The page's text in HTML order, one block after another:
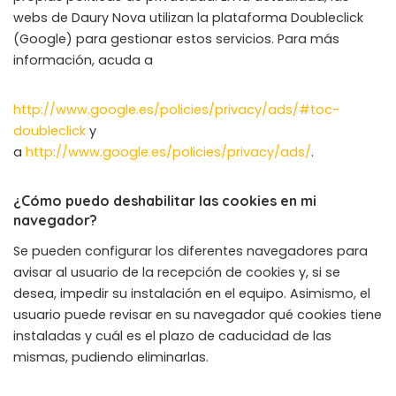
webs de Daury Nova utilizan la plataforma Doubleclick
(Google) para gestionar estos servicios. Para más
información, acuda a
http://www.google.es/policies/privacy/ads/#toc-
doubleclick y
a http://www.google.es/policies/privacy/ads/.
¿Cómo puedo deshabilitar las cookies en mi
navegador?
Se pueden configurar los diferentes navegadores para
avisar al usuario de la recepción de cookies y, si se
desea, impedir su instalación en el equipo. Asimismo, el
usuario puede revisar en su navegador qué cookies tiene
instaladas y cuál es el plazo de caducidad de las
mismas, pudiendo eliminarlas.